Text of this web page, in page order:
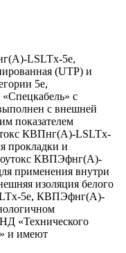
LSLTx-5е,
(UTP) и
5е,
с
с внешней
показателем
КВПнг(А)-LSLTx-
прокладки и
КВПЭфнг(А)-
применения внутри
изоляция белого
5е, КВПЭфнг(А)-
«Технического
и имеют